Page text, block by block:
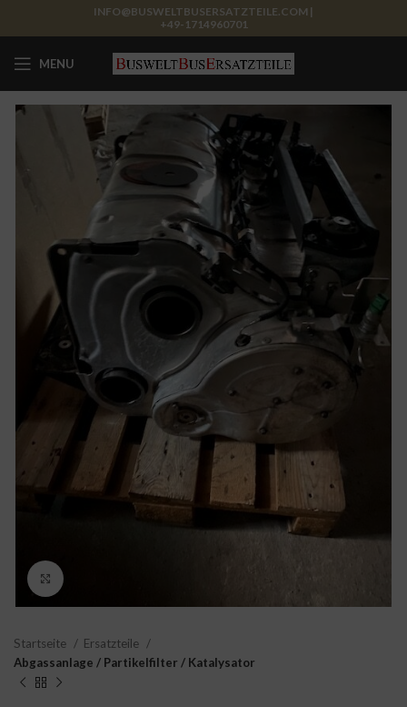
INFO@BUSWELTBUSERSATZTEILE.COM |
+49-1714960701
MENU
Startseite
Ersatzteile
Abgassanlage / Partikelfilter / Katalysator